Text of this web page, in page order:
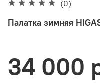
(0)
Палатка зимняя
34 000